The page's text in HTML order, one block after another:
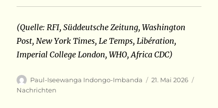
(Quelle: RFI, Süddeutsche Zeitung, Washington
Post, New York Times, Le Temps, Libération,
Imperial College London, WHO, Africa CDC)
Autor
Paul-Iseewanga Indongo-Imbanda
Veröffentlicht
21. Mai 2026
Nachrichten